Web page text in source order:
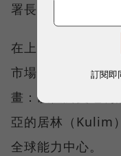
署長期合約（LTA
在上游供貨獲得解
市場日（Capital
畫：以位於奧地
亞的居林（Kulim
全球能力中心。
訂閱即